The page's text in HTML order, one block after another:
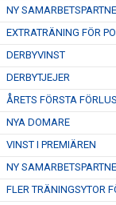
NY
EXTRATRÄNING FÖR
DERBYVINST
DERBYTJEJER
ÅRETS FÖRSTA
NYA DOMARE
VINST I PREMIÄREN
NY
FLER TRÄNINGSYTOR